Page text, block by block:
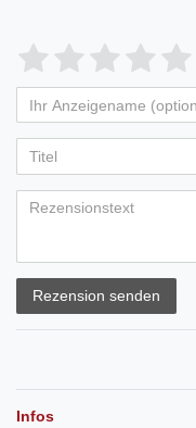
Rezension senden
Infos